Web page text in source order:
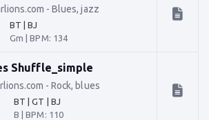
-Blues, jazz
BT | BJ
Gm |BPM: 134
Shuffle_simple
-Rock, blues
BT | GT | BJ
B |BPM: 110